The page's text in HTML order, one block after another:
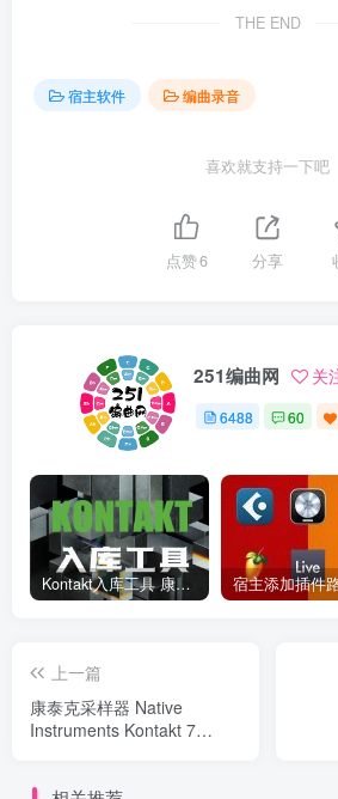
THE END
宿主软件 编曲录音
喜欢就支持一下吧
点赞6 分享
251编曲网 关
6488 60
Kontakt入库工具 康泰克入库教程
上一篇
康泰克采样器 Native
Instruments Kontakt 7